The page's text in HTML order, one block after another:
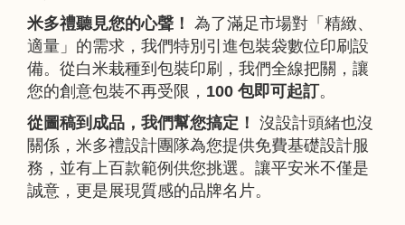
米多禮聽見您的心聲！ 為了滿足市場對「精緻、
適量」的需求，我們特別引進包裝袋數位印刷設
備。從白米栽種到包裝印刷，我們全線把關，讓
您的創意包裝不再受限， 100 包即可起訂。
從圖稿到成品，我們幫您搞定！ 沒設計頭緒也沒
關係，米多禮設計團隊為您提供免費基礎設計服
務，並有上百款範例供您挑選。讓平安米不僅是
誠意，更是展現質感的品牌名片。